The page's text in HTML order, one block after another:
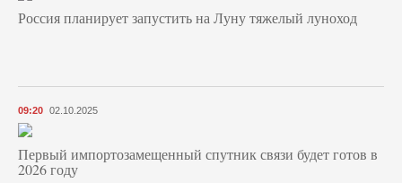
Россия планирует запустить на Луну тяжелый луноход
09:20 02.10.2025
Первый импортозамещенный спутник связи будет готов в
2026 году